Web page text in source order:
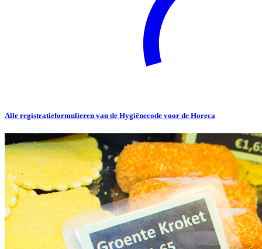
Alle registratieformulieren van de Hygiënecode voor de Horeca